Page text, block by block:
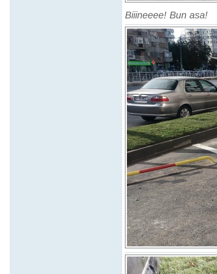
Biiineeee! Bun asa!